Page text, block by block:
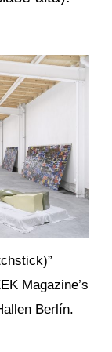
Magazine’s
Berlín.